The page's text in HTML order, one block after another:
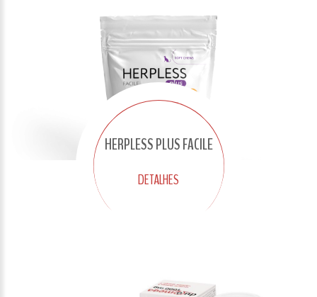
HERPLESS PLUS FACILE
DETALHES